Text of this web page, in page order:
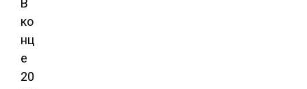
В
ко
нц
е
20